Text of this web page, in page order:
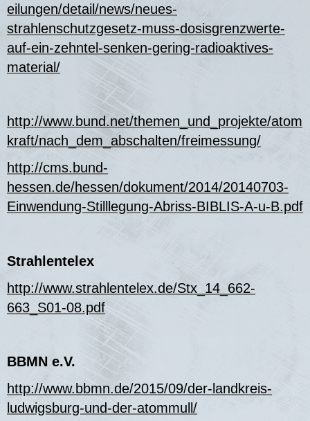
eilungen/detail/news/neues-
strahlenschutzgesetz-muss-dosisgrenzwerte-
auf-ein-zehntel-senken-gering-radioaktives-
material/
http://www.bund.net/themen_und_projekte/atom
kraft/nach_dem_abschalten/freimessung/
http://cms.bund-
hessen.de/hessen/dokument/2014/20140703-
Einwendung-Stilllegung-Abriss-BIBLIS-A-u-B.pdf
Strahlentelex
http://www.strahlentelex.de/Stx_14_662-
663_S01-08.pdf
BBMN e.V.
http://www.bbmn.de/2015/09/der-landkreis-
ludwigsburg-und-der-atommull/